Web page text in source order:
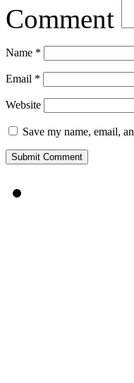
Comment
Name *
Email *
Website
Save my name, email,